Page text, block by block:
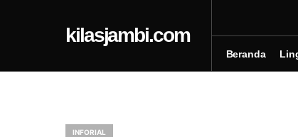
kilasjambi.com
Beranda
INFORIAL